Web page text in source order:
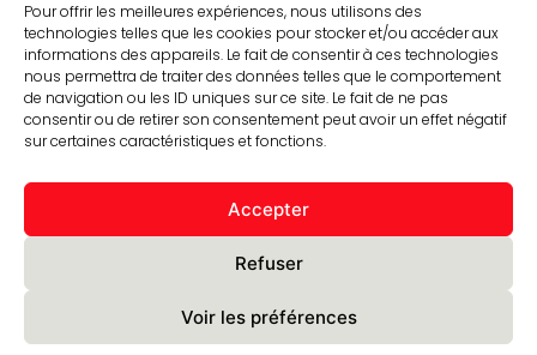
Pour offrir les meilleures expériences, nous utilisons des
technologies telles que les cookies pour stocker et/ou accéder aux
informations des appareils. Le fait de consentir à ces technologies
nous permettra de traiter des données telles que le comportement
de navigation ou les ID uniques sur ce site. Le fait de ne pas
consentir ou de retirer son consentement peut avoir un effet négatif
sur certaines caractéristiques et fonctions.
Accepter
Refuser
Voir les préférences
contact@yeedgroup.com
+33 (0)3 74 28 07 04
332, rue de Bruxelles